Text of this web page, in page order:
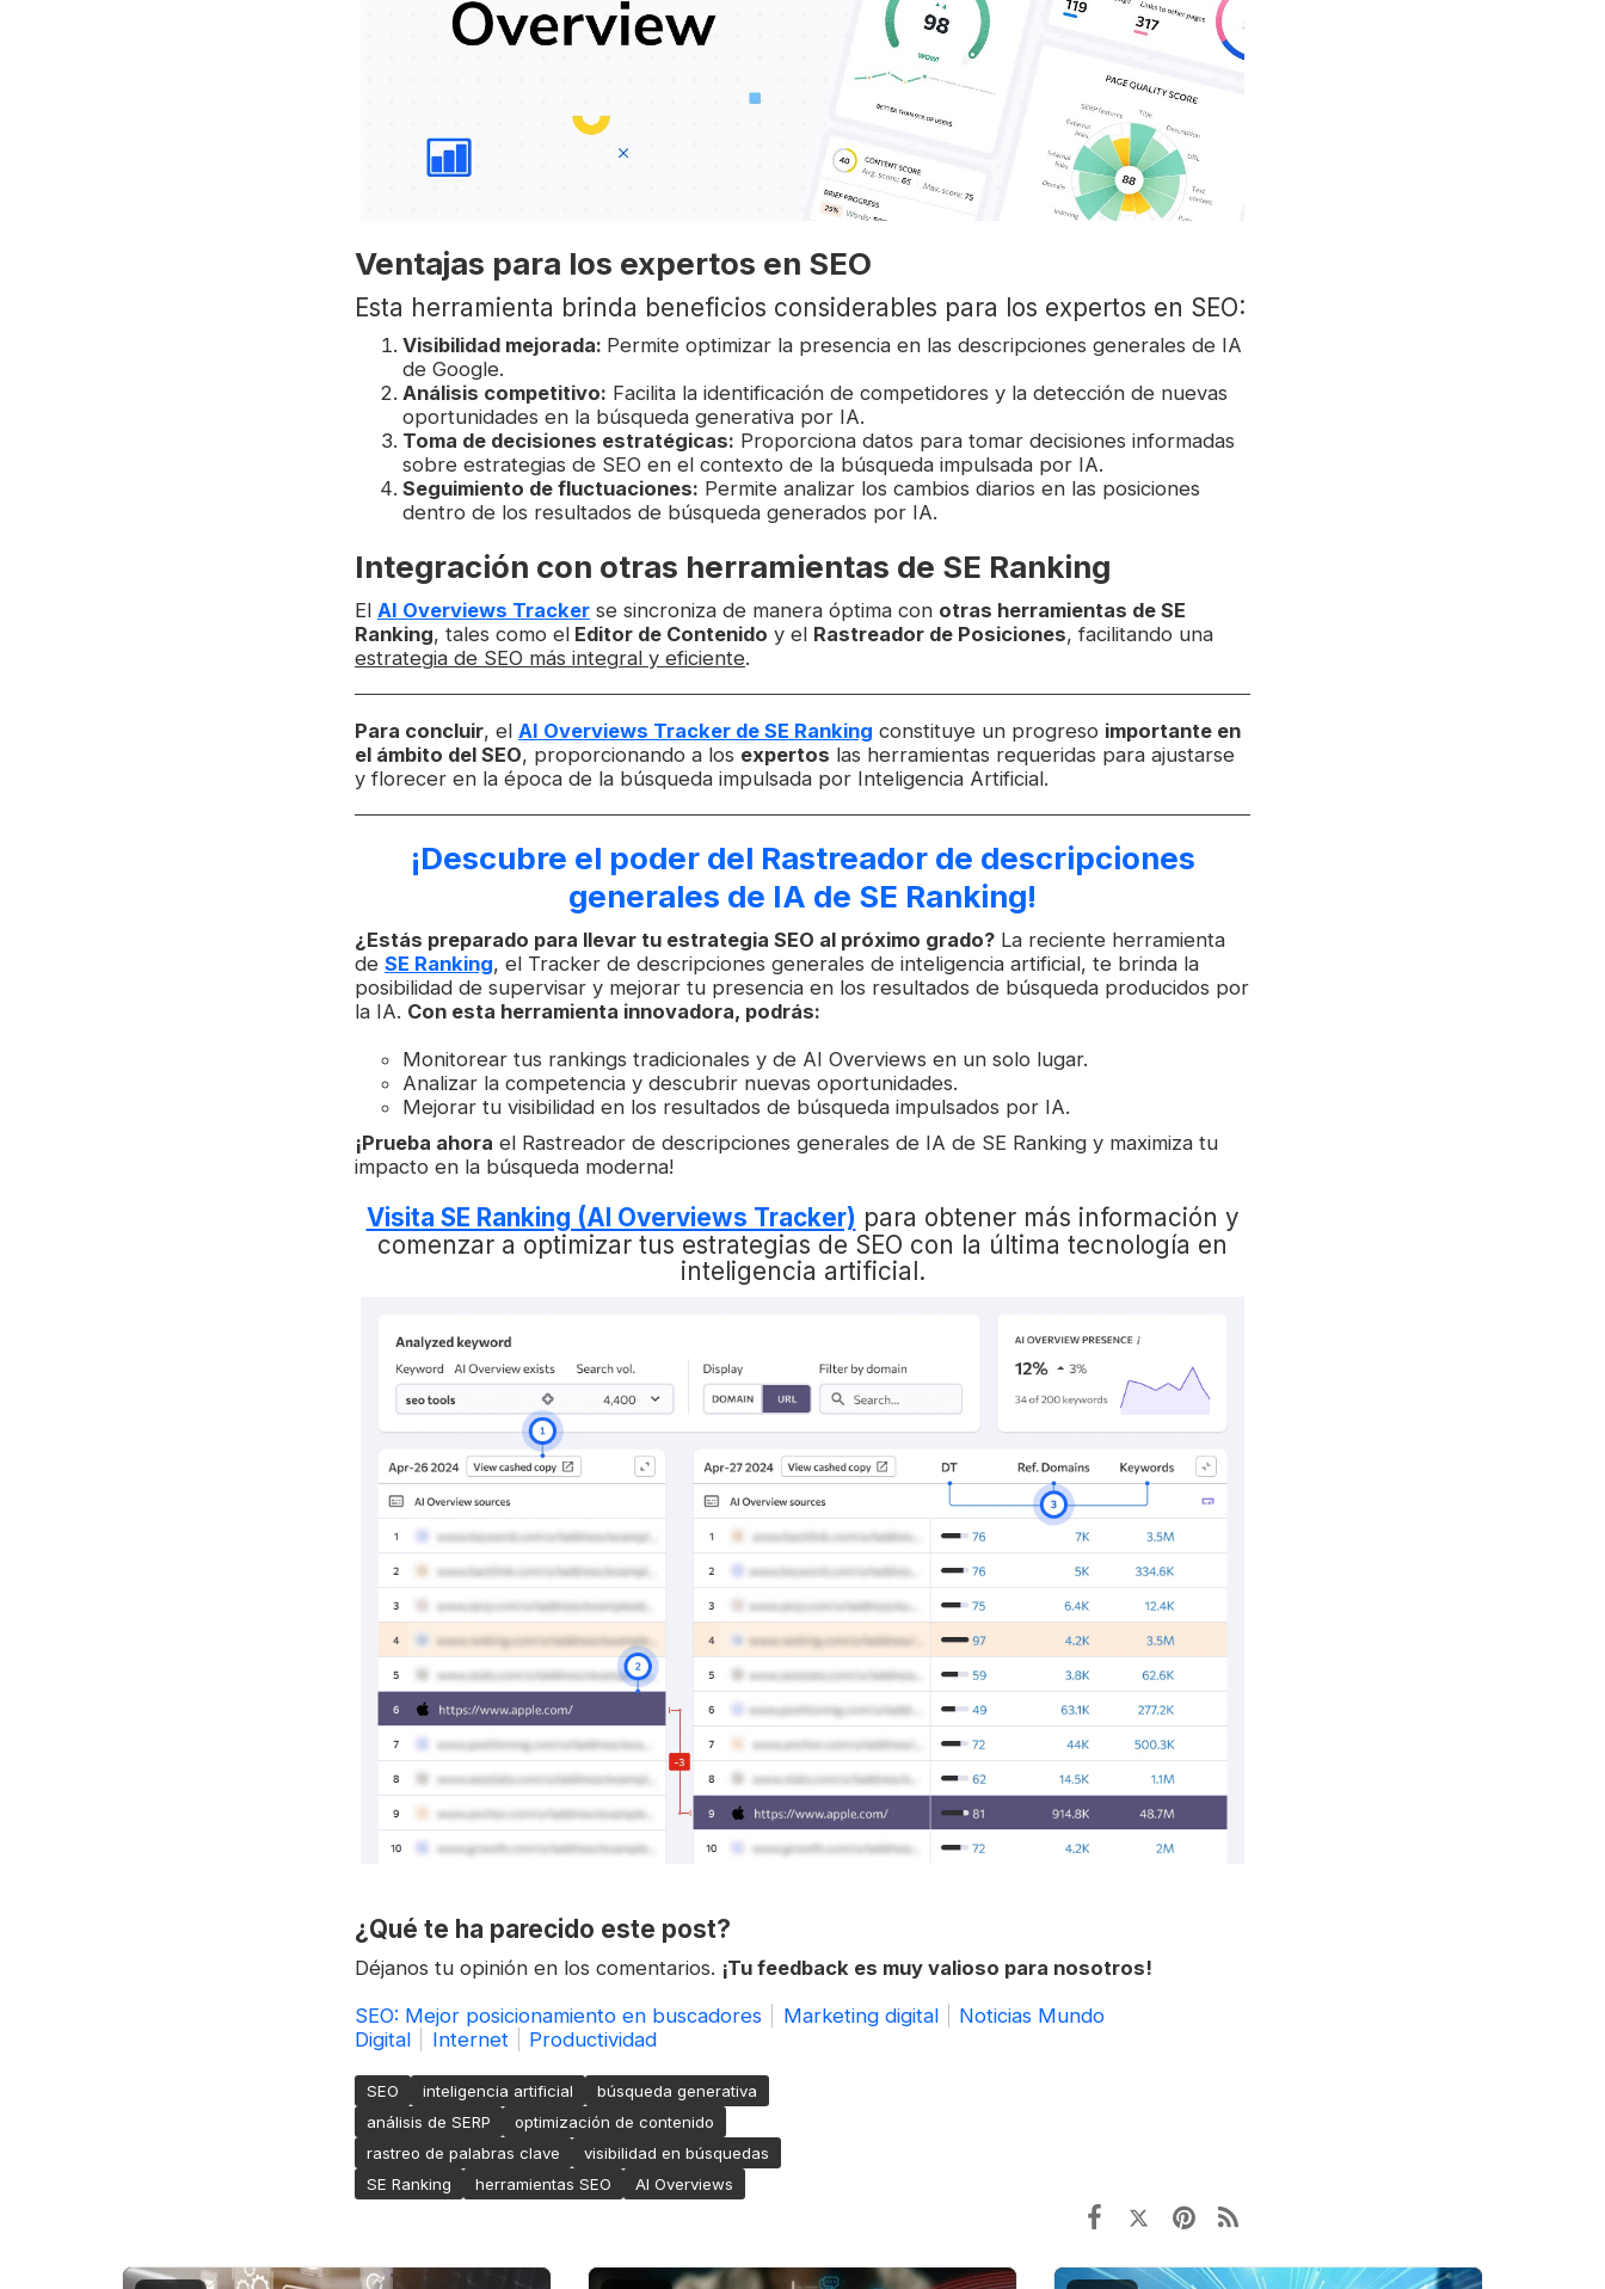
Ventajas para los expertos en SEO
Esta herramienta brinda beneficios considerables para los expertos en SEO:
Visibilidad mejorada: Permite optimizar la presencia en las descripciones generales de IA
de Google.
Análisis competitivo: Facilita la identificación de competidores y la detección de nuevas
oportunidades en la búsqueda generativa por IA.
Toma de decisiones estratégicas: Proporciona datos para tomar decisiones informadas
sobre estrategias de SEO en el contexto de la búsqueda impulsada por IA.
Seguimiento de fluctuaciones: Permite analizar los cambios diarios en las posiciones
dentro de los resultados de búsqueda generados por IA.
Integración con otras herramientas de SE Ranking
El AI Overviews Tracker se sincroniza de manera óptima con otras herramientas de SE
Ranking, tales como el Editor de Contenido y el Rastreador de Posiciones, facilitando una
estrategia de SEO más integral y eficiente.
Para concluir, el AI Overviews Tracker de SE Ranking constituye un progreso importante en
el ámbito del SEO, proporcionando a los expertos las herramientas requeridas para ajustarse
y florecer en la época de la búsqueda impulsada por Inteligencia Artificial.
¡Descubre el poder del Rastreador de descripciones
generales de IA de SE Ranking!
¿Estás preparado para llevar tu estrategia SEO al próximo grado? La reciente herramienta
de SE Ranking, el Tracker de descripciones generales de inteligencia artificial, te brinda la
posibilidad de supervisar y mejorar tu presencia en los resultados de búsqueda producidos por
la IA. Con esta herramienta innovadora, podrás:
Monitorear tus rankings tradicionales y de AI Overviews en un solo lugar.
Analizar la competencia y descubrir nuevas oportunidades.
Mejorar tu visibilidad en los resultados de búsqueda impulsados por IA.
¡Prueba ahora el Rastreador de descripciones generales de IA de SE Ranking y maximiza tu
impacto en la búsqueda moderna!
Visita SE Ranking (AI Overviews Tracker) para obtener más información y
comenzar a optimizar tus estrategias de SEO con la última tecnología en
inteligencia artificial.
¿Qué te ha parecido este post?
Déjanos tu opinión en los comentarios. ¡Tu feedback es muy valioso para nosotros!
SEO: Mejor posicionamiento en buscadores
Marketing digital
Noticias Mundo
Digital
Internet Productividad
SEO inteligencia artificial
búsqueda generativa
análisis de SERP
optimización de contenido
rastreo de palabras clave
visibilidad en búsquedas
SE Ranking
herramientas SEO AI Overviews